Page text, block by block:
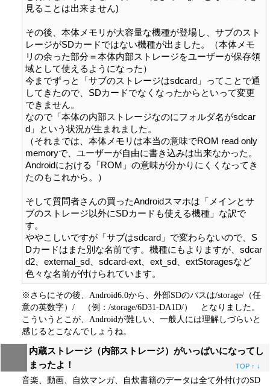
見ることは出来ません)
その後、本体メモリが大容量な機種が登場し、サブのスト
レージがSDカードではない機種が出ました。（本体メモ
リの余った部分＝本体内部ストレージをユーザーが保存領
域として使えるようになった）
今までずっと「サブのストレージはsdcard」ってことで通
してきたので、SDカードでなくなったからといって変更
できません。
なので「本体の内部ストレージなのにフォルダ名がsdcar
d」という状況が生まれました。
（それまでは、本体メモリは本当の意味でROM read only
memoryで、ユーザーが自由に書き込みは出来なかった。
Androidにおける「ROM」の意味が分かりにくくなってき
たのもこれから。）
そして質問者さんの買ったAndroidスマホは「メインとサ
ブのストレージ以外にSDカードも使える機種」な訳で
す。
ややこしいですが「サブはsdcard」で変わらないので、S
Dカードはまた別な名前です。機種にもよりますが、sdcar
d2、external_sd、sdcard-ext、ext_sd、extStoragesなど
※さらにその後、Android6.0から、外部SDのパスは/storage/（任
意の英数字）/ （例：/storage/6D31-DA1D/） となりました。
こういうとこが、Androidが難しい、一般人には理解しづらいと
感じるとこなんでしょうね。
内蔵ストレージ（内部ストレージ）がいっぱいになってし
まったよ！
TOP ↑ ↓
音楽、動画、自炊マンガ、自炊書籍のデータは全て外付けのSD